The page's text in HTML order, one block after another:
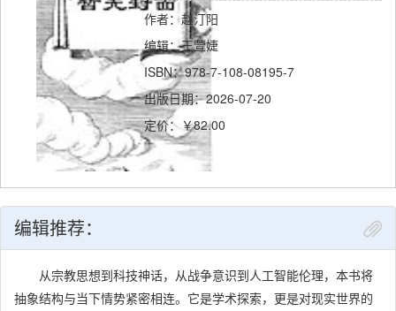
作者：赵汀阳
编辑：王萱婕
ISBN：978-7-108-08195-7
出版日期：2026-07-20
定价：￥82.00
编辑推荐：
从宗教思想到科技神话，从战争意识到人工智能伦理，本书将
抽象结构与当下情势紧密相连。它是学术探索，更是对现实世界的